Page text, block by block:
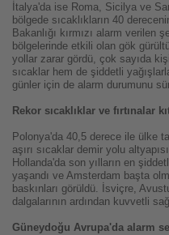
İtalya'da ise Roma, Sicilya ve
bölgede sıcaklıkların 40
Bakanlığı kırmızı alarm verilen
bölgelerinde etkili olan gök
yollar zarar gördü, çok sayıda
sıcaklar hem de şiddetli
günler için de alarm durumunu
Rekor sıcaklıklar ve fırtınalar
Polonya'da 40,5 derece ile ülke
aşırı sıcaklar demir yolu
Hollanda'da son yılların en
yaşandı ve Amsterdam başta
baskınları görüldü. İsviçre,
dalgalarının ardından kuvvetli
Güneydoğu Avrupa'da alarm